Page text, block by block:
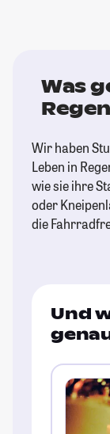
Was
Wir haben
Leben in
wie sie ihre
oder
die
Und